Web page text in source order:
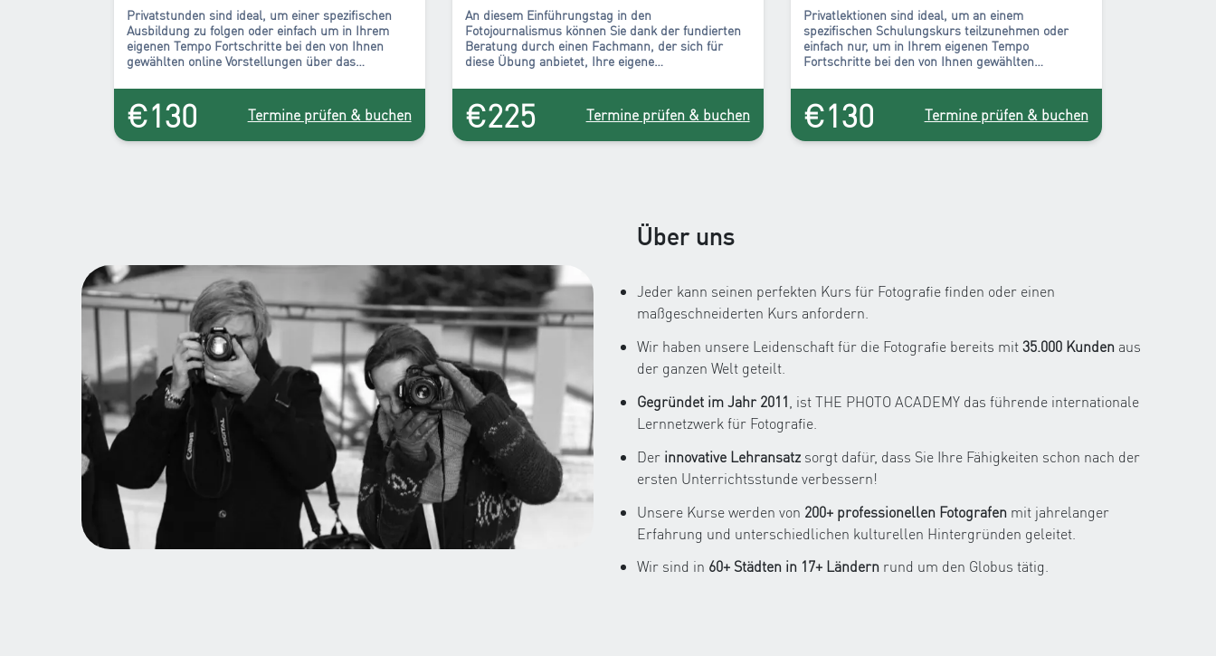
Privatstunden sind ideal, um einer spezifischen
Ausbildung zu folgen oder einfach um in Ihrem
eigenen Tempo Fortschritte bei den von Ihnen
gewählten online Vorstellungen über das
€130 Termine prüfen & buchen
An diesem Einführungstag in den
Fotojournalismus können Sie dank der fundierten
Beratung durch einen Fachmann, der sich für
diese Übung anbietet, Ihre eigene
er aus seinen Bildern eine kohärente Serie
auswählt.
€225 Termine prüfen & buchen
Privatlektionen sind ideal, um an einem
spezifischen Schulungskurs teilzunehmen oder
einfach nur, um in Ihrem eigenen Tempo
Fortschritte bei den von Ihnen gewählten
jeder Marke zu machen.
€130 Termine prüfen & buchen
Über uns
Jeder kann seinen perfekten Kurs für Fotografie finden oder einen
maßgeschneiderten Kurs anfordern.
Wir haben unsere Leidenschaft für die Fotografie bereits mit35.000 Kunden aus
der ganzen Welt geteilt.
Gegründet im Jahr 2011 , ist THE PHOTO ACADEMY das führende internationale
Lernnetzwerk für Fotografie.
Der innovative Lehransatz sorgt dafür, dass Sie Ihre Fähigkeiten schon nach der
ersten Unterrichtsstunde verbessern!
Unsere Kurse werden von 200+ professionellen Fotografen mit jahrelanger
Erfahrung und unterschiedlichen kulturellen Hintergründen geleitet.
Wir sind in 60+ Städten in 17+ Ländern rund um den Globus tätig.